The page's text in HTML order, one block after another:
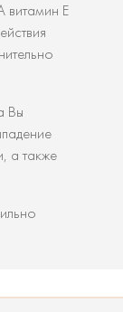
витамин Е
Вы
а также